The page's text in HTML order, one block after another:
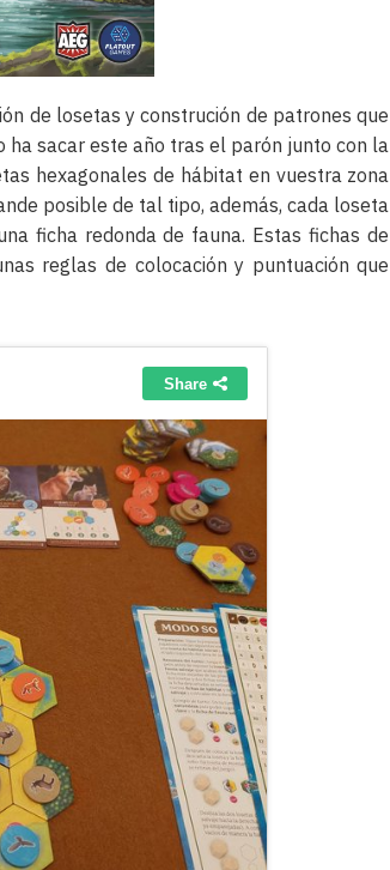
de losetas y construción de patrones que
ha sacar este año tras el parón junto con la
hexagonales de hábitat en vuestra zona
posible de tal tipo, además, cada loseta
ficha redonda de fauna. Estas fichas de
reglas de colocación y puntuación que